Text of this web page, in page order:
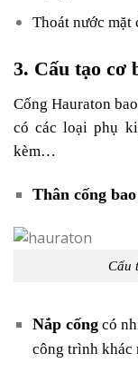
Thoát nước mặt
3. Cấu tạo cơ
Cống Hauraton
có các loại phụ
kèm…
Thân cống
Cấu
Nắp cốngcó
công trình khác